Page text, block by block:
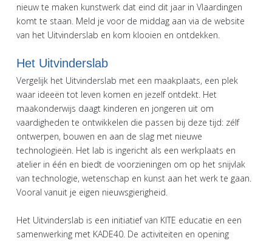
nieuw te maken kunstwerk dat eind dit jaar in Vlaardingen
komt te staan. Meld je voor de middag aan via de website
van het Uitvinderslab en kom klooien en ontdekken.
Het Uitvinderslab
Vergelijk het Uitvinderslab met een maakplaats, een plek
waar ideeën tot leven komen en jezelf ontdekt. Het
maakonderwijs daagt kinderen en jongeren uit om
vaardigheden te ontwikkelen die passen bij deze tijd: zélf
ontwerpen, bouwen en aan de slag met nieuwe
technologieën. Het lab is ingericht als een werkplaats en
atelier in één en biedt de voorzieningen om op het snijvlak
van technologie, wetenschap en kunst aan het werk te gaan.
Vooral vanuit je eigen nieuwsgierigheid.
Het Uitvinderslab is een initiatief van KITE educatie en een
samenwerking met KADE40. De activiteiten en opening